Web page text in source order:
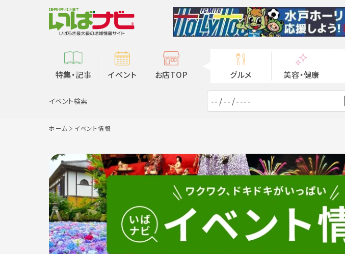
特集・記事 イベント お店TOP グルメ 美容・健康
イベント検索
ホーム イベント情報